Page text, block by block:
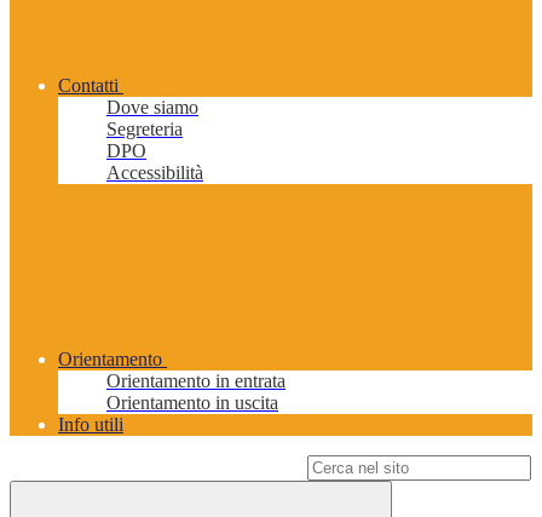
Contatti
Dove siamo
Segreteria
DPO
Accessibilità
Orientamento
Orientamento in entrata
Orientamento in uscita
Info utili